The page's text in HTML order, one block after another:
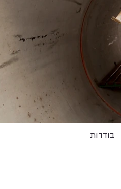
בודדות